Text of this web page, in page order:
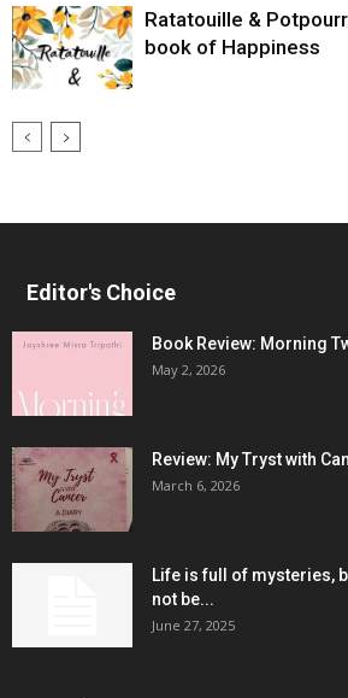
Ratatouille &
book of Happiness
Editor's Choice
Book Review: Morning
May 2, 2026
Review: My Tryst with
March 6, 2026
Life is full of mysteries,
not be...
June 27, 2025